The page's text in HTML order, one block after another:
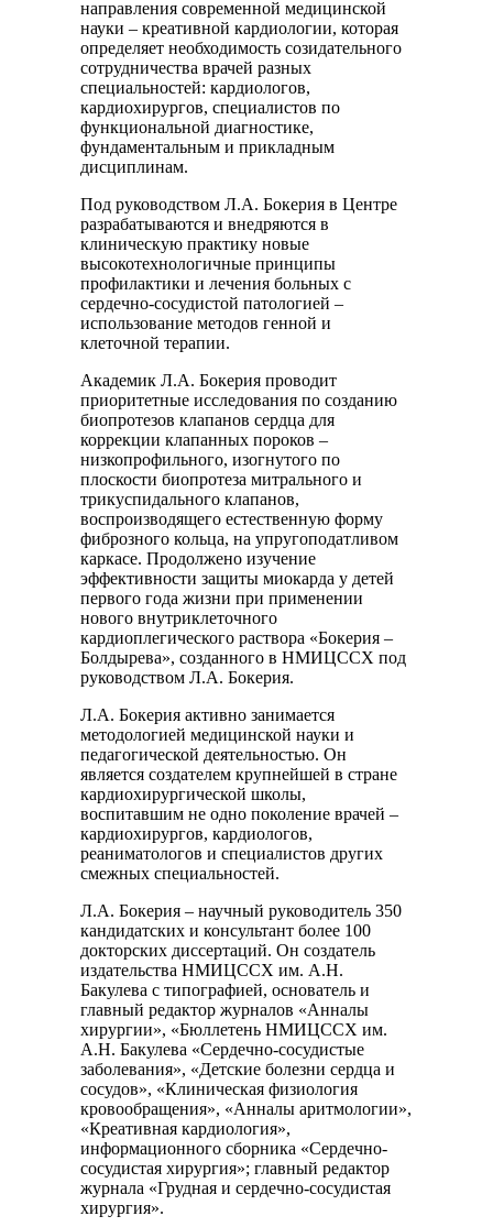
направления современной медицинской
науки – креативной кардиологии, которая
определяет необходимость созидательного
сотрудничества врачей разных
специальностей: кардиологов,
кардиохирургов, специалистов по
функциональной диагностике,
фундаментальным и прикладным
дисциплинам.
Под руководством Л.А. Бокерия в Центре
разрабатываются и внедряются в
клиническую практику новые
высокотехнологичные принципы
профилактики и лечения больных с
сердечно-сосудистой патологией –
использование методов генной и
клеточной терапии.
Академик Л.А. Бокерия проводит
приоритетные исследования по созданию
биопротезов клапанов сердца для
коррекции клапанных пороков –
низкопрофильного, изогнутого по
плоскости биопротеза митрального и
трикуспидального клапанов,
воспроизводящего естественную форму
фиброзного кольца, на упругоподатливом
каркасе. Продолжено изучение
эффективности защиты миокарда у детей
первого года жизни при применении
нового внутриклеточного
кардиоплегического раствора «Бокерия –
Болдырева», созданного в НМИЦССХ под
руководством Л.А. Бокерия.
Л.А. Бокерия активно занимается
методологией медицинской науки и
педагогической деятельностью. Он
является создателем крупнейшей в стране
кардиохирургической школы,
воспитавшим не одно поколение врачей –
кардиохирургов, кардиологов,
реаниматологов и специалистов других
смежных специальностей.
Л.А. Бокерия – научный руководитель 350
кандидатских и консультант более 100
докторских диссертаций. Он создатель
издательства НМИЦССХ им. А.Н.
Бакулева с типографией, основатель и
главный редактор журналов «Анналы
хирургии», «Бюллетень НМИЦССХ им.
А.Н. Бакулева «Сердечно-сосудистые
заболевания», «Детские болезни сердца и
сосудов», «Клиническая физиология
кровообращения», «Анналы аритмологии»,
«Креативная кардиология»,
информационного сборника «Сердечно-
сосудистая хирургия»; главный редактор
журнала «Грудная и сердечно-сосудистая
хирургия».